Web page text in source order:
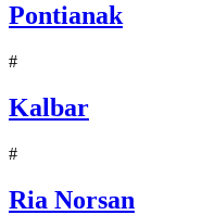
Pontianak
#
Kalbar
#
Ria Norsan